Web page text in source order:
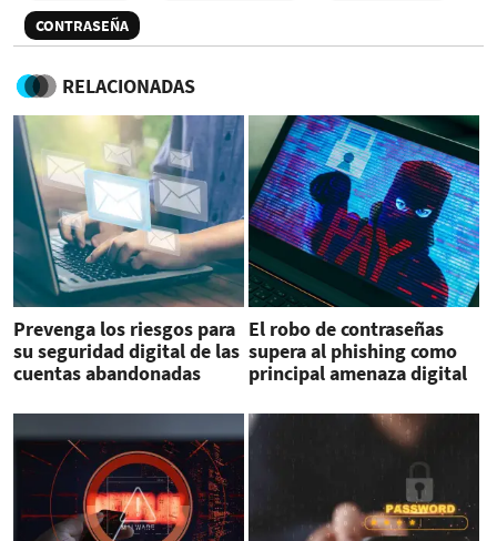
CONTRASEÑA
RELACIONADAS
Prevenga los riesgos para
su seguridad digital de las
cuentas abandonadas
El robo de contraseñas
supera al phishing como
principal amenaza digital